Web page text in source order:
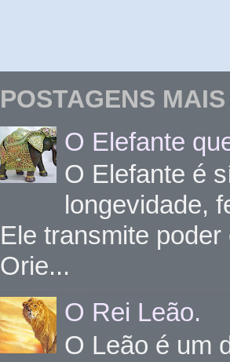
POSTAGENS
O Elefante
O Elefante é
longevidade,
Ele transmite
Orie...
O Rei Leão.
O Leão é um